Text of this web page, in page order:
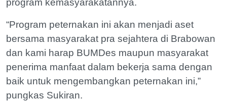
program kemasyarakatannya.
“Program peternakan ini akan menjadi aset
bersama masyarakat pra sejahtera di Brabowan
dan kami harap BUMDes maupun masyarakat
penerima manfaat dalam bekerja sama dengan
baik untuk mengembangkan peternakan ini,”
pungkas Sukiran.